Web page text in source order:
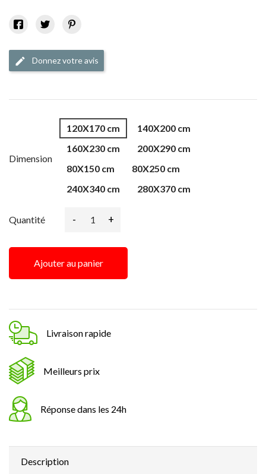
edit Donnez votre avis
Dimension
120X170 cm
140X200 cm
160X230 cm
200X290 cm
80X150 cm
80X250 cm
240X340 cm
280X370 cm
Quantité - +
Ajouter au panier
Livraison rapide
Meilleurs prix
Réponse dans les 24h
Description